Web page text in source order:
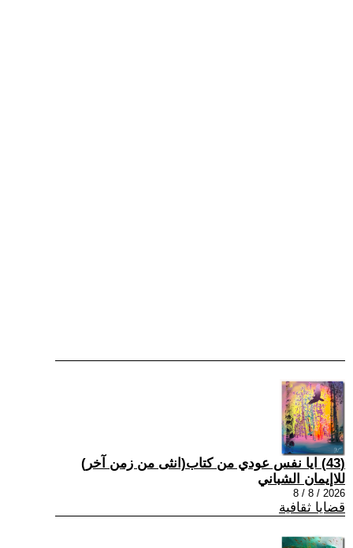
(43) ايا نفس عودي من كتاب(انثى من زمن آخر)
للاإيمان الشباني
2026 / 8 / 8
قضايا ثقافية